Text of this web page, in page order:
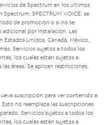
de Spectrum en los últimos
SPECTRUM VOICE: se
de promoción o si no se
adicional por instalación. Las
Estados Unidos, Canadá, México,
Servicios sujetos a todos los
los cuales están sujetos a
áreas. Se aplican restricciones.
suscripción para ver contenido a
no reemplaza las suscripciones
Servicios sujetos a todos los
los cuales están sujetos a